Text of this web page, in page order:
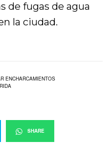
de fugas de agua
la ciudad.
ENCHARCAMIENTOS
SHARE